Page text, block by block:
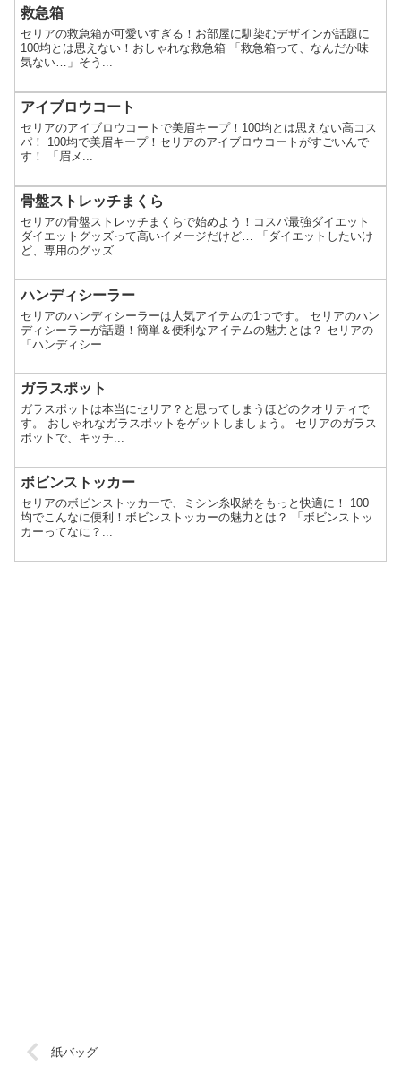
救急箱
セリアの救急箱が可愛いすぎる！お部屋に馴染むデザインが話題に
100均とは思えない！おしゃれな救急箱 「救急箱って、なんだか味
気ない…」そう...
アイブロウコート
セリアのアイブロウコートで美眉キープ！100均とは思えない高コス
パ！ 100均で美眉キープ！セリアのアイブロウコートがすごいんで
す！ 「眉メ...
骨盤ストレッチまくら
セリアの骨盤ストレッチまくらで始めよう！コスパ最強ダイエット
ダイエットグッズって高いイメージだけど… 「ダイエットしたいけ
ど、専用のグッズ...
ハンディシーラー
セリアのハンディシーラーは人気アイテムの1つです。 セリアのハン
ディシーラーが話題！簡単＆便利なアイテムの魅力とは？ セリアの
「ハンディシー...
ガラスポット
ガラスポットは本当にセリア？と思ってしまうほどのクオリティで
す。 おしゃれなガラスポットをゲットしましょう。 セリアのガラス
ポットで、キッチ...
ボビンストッカー
セリアのボビンストッカーで、ミシン糸収納をもっと快適に！ 100
均でこんなに便利！ボビンストッカーの魅力とは？ 「ボビンストッ
カーってなに？...
紙バッグ